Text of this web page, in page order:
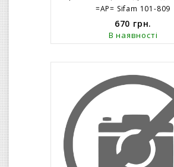
=AP= Sifam 101-809
670 грн.
В наявності